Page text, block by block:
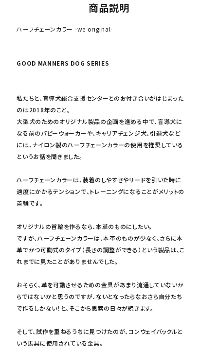
商品説明
ハーフチェーンカラー -we original-
GOOD MANNERS DOG SERIES
私たちと、盲導犬総合支援センターとのお付き合いがはじまった
のは2018年のこと。
大型犬のためのオリジナル製品の企画を進める中で、盲導犬に
なる前のパピーウォーカーや、キャリアチェンジ犬、引退犬など
には、ナイロン製のハーフチェーンカラーの使用を推奨している
というお話を聞きました。
ハーフチェーンカラーは、装着のしやすさやリードを引いた時に
適度にかかるテンションで、トレーニングになることがメリットの
首輪です。
オリジナルの首輪を作るなら、本革のものにしたい。
ですが、ハーフチェーンカラーは、本革のものが少なく、さらに本
革でかつ可動式のタイプ（長さの調整ができる）という製品は、こ
れまでに見たことがありませんでした。
おそらく、革を可動させるための金具があまり流通していないか
らではないかと思うのですが、ないとなったらなおさら自分たち
で作るしかない！と、そこから思索の日々が続きます。
そして、試作を重ねるうちに見つけたのが、コンウェイバックルと
いう馬具に使用されている金具。